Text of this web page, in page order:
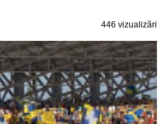
446 vizualizări